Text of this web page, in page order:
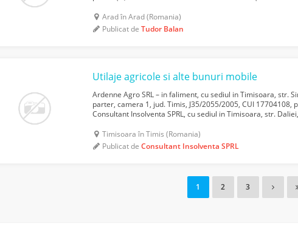
Arad în Arad (Romania)
Publicat deTudor Balan
Utilaje agricole si alte bunuri mobile
Ardenne Agro SRL – in faliment, cu sediul in Timisoara, str.
parter, camera 1, jud. Timis, J35/2055/2005, CUI 17704108,
Consultant Insolventa SPRL, cu sediul in Timisoara, str.
Timisoara în Timis (Romania)
Publicat deConsultant Insolventa SPRL
1 2 3